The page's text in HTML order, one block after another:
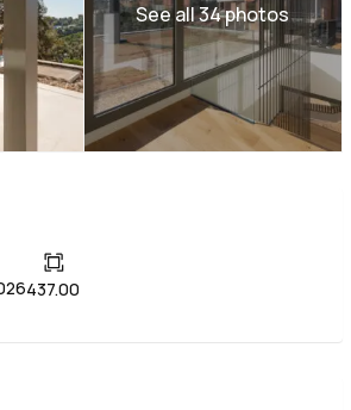
See all 34 photos
437.00